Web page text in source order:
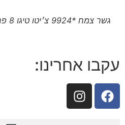
גשר צמח *9924 צ׳יטו טיגו 8 פרו המותג הסיני הגיע לצפון
עקבו אחרינו: